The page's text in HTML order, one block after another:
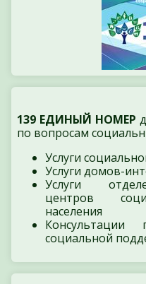
139 ЕДИНЫЙ НОМЕР
по вопросам
Услуги
Услуги домов-
Услуги
центров
населения
социальной